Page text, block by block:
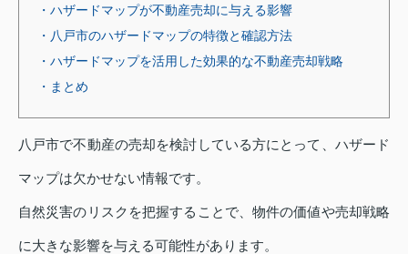
・ハザードマップが不動産売却に与える影響
・八戸市のハザードマップの特徴と確認方法
・ハザードマップを活用した効果的な不動産売却戦略
・まとめ
八戸市で不動産の売却を検討している方にとって、ハザード
マップは欠かせない情報です。
自然災害のリスクを把握することで、物件の価値や売却戦略
に大きな影響を与える可能性があります。